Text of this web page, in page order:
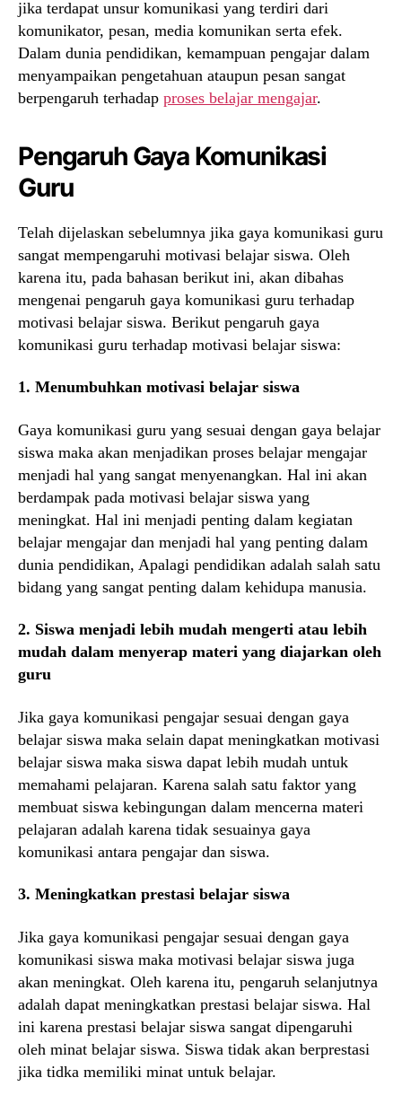
jika terdapat unsur komunikasi yang terdiri dari
komunikator, pesan, media komunikan serta efek.
Dalam dunia pendidikan, kemampuan pengajar dalam
menyampaikan pengetahuan ataupun pesan sangat
berpengaruh terhadap proses belajar mengajar.
Pengaruh Gaya Komunikasi
Guru
Telah dijelaskan sebelumnya jika gaya komunikasi guru
sangat mempengaruhi motivasi belajar siswa. Oleh
karena itu, pada bahasan berikut ini, akan dibahas
mengenai pengaruh gaya komunikasi guru terhadap
motivasi belajar siswa. Berikut pengaruh gaya
komunikasi guru terhadap motivasi belajar siswa:
1. Menumbuhkan motivasi belajar siswa
Gaya komunikasi guru yang sesuai dengan gaya belajar
siswa maka akan menjadikan proses belajar mengajar
menjadi hal yang sangat menyenangkan. Hal ini akan
berdampak pada motivasi belajar siswa yang
meningkat. Hal ini menjadi penting dalam kegiatan
belajar mengajar dan menjadi hal yang penting dalam
dunia pendidikan, Apalagi pendidikan adalah salah satu
bidang yang sangat penting dalam kehidupa manusia.
2. Siswa menjadi lebih mudah mengerti atau lebih
mudah dalam menyerap materi yang diajarkan oleh
guru
Jika gaya komunikasi pengajar sesuai dengan gaya
belajar siswa maka selain dapat meningkatkan motivasi
belajar siswa maka siswa dapat lebih mudah untuk
memahami pelajaran. Karena salah satu faktor yang
membuat siswa kebingungan dalam mencerna materi
pelajaran adalah karena tidak sesuainya gaya
komunikasi antara pengajar dan siswa.
3. Meningkatkan prestasi belajar siswa
Jika gaya komunikasi pengajar sesuai dengan gaya
komunikasi siswa maka motivasi belajar siswa juga
akan meningkat. Oleh karena itu, pengaruh selanjutnya
adalah dapat meningkatkan prestasi belajar siswa. Hal
ini karena prestasi belajar siswa sangat dipengaruhi
oleh minat belajar siswa. Siswa tidak akan berprestasi
jika tidka memiliki minat untuk belajar.